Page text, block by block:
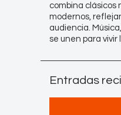
combina clásicos
modernos,
audiencia.
se unen para vivir
Entradas